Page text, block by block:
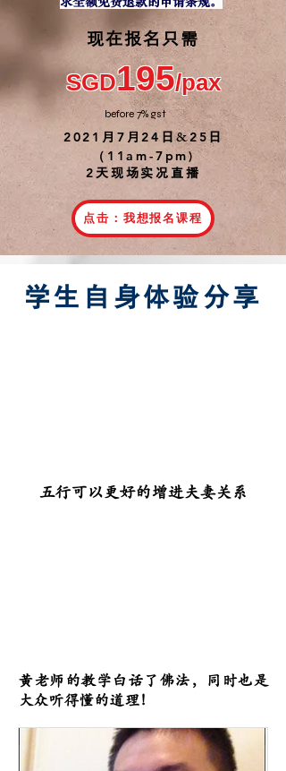
​现在报名只需
SGD195/pax
​before 7% gst
2021 月 7 月24 日&25日
（11am-7pm)
2天现场实况直播
点击：我想报名课程
学生自身体验分享
五行可以更好的增进夫妻关系
黃老师的教学白话了佛法，同时也是
大众听得懂的道理！